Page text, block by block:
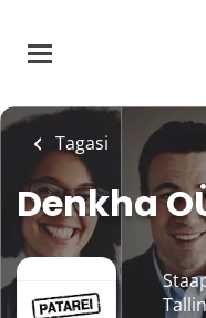
main
Tagasi
Denkha